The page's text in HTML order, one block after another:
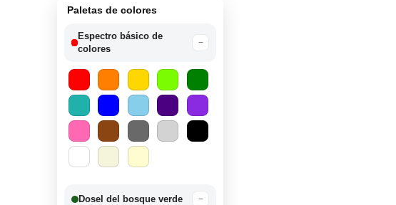
Paletas de colores
Espectro básico de
colores
−
Dosel del bosque verde −